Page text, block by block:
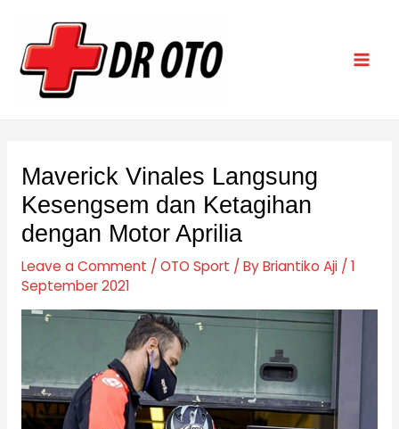
content
Maverick Vinales Langsung
Kesengsem dan Ketagihan
dengan Motor Aprilia
Leave a Comment /OTO Sport / ByBriantiko Aji /1
September 2021
navigation